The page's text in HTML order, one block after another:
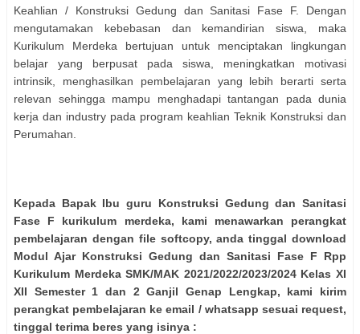
Keahlian / Konstruksi Gedung dan Sanitasi Fase F. Dengan
mengutamakan kebebasan dan kemandirian siswa, maka
Kurikulum Merdeka bertujuan untuk menciptakan lingkungan
belajar yang berpusat pada siswa, meningkatkan motivasi
intrinsik, menghasilkan pembelajaran yang lebih berarti serta
relevan sehingga mampu menghadapi tantangan pada dunia
kerja dan industry pada program keahlian Teknik Konstruksi dan
Perumahan.
Kepada Bapak Ibu guru Konstruksi Gedung dan Sanitasi
Fase F kurikulum merdeka, kami menawarkan perangkat
pembelajaran dengan file softcopy, anda tinggal download
Modul Ajar Konstruksi Gedung dan Sanitasi Fase F Rpp
Kurikulum Merdeka SMK/MAK 2021/2022/2023/2024 Kelas XI
XII Semester 1 dan 2 Ganjil Genap Lengkap, kami kirim
perangkat pembelajaran ke email / whatsapp sesuai request,
tinggal terima beres yang isinya :